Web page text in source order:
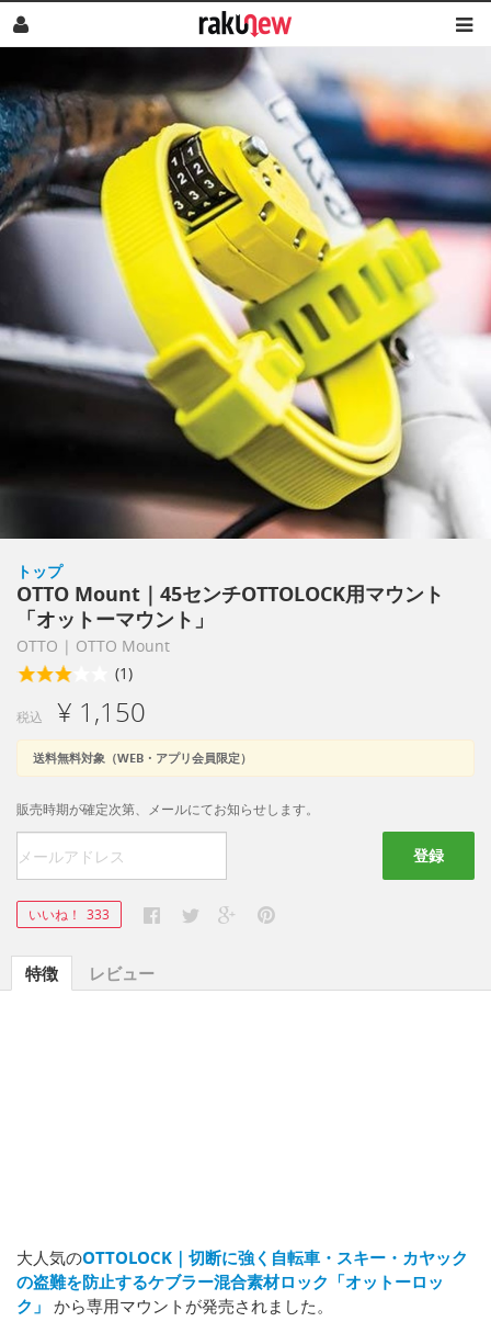
トップ
OTTO Mount｜45センチOTTOLOCK用マウント
「オットーマウント」
OTTO | OTTO Mount
(1)
税込 ¥ 1,150
送料無料対象（WEB・アプリ会員限定）
販売時期が確定次第、メールにてお知らせします。
登録
いいね！ 333
特徴 レビュー
大人気のOTTOLOCK｜切断に強く自転車・スキー・カヤック
の盗難を防止するケブラー混合素材ロック「オットーロッ
ク」 から専用マウントが発売されました。